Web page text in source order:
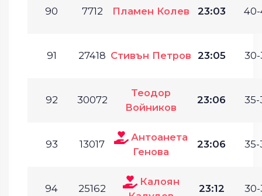
90 7712 Пламен Колев 23:03 40-
91 27418 Стивън Петров 23:05 30-
92 30072
Теодор
Войников
23:06 35-
93 13017
Антоанета
Генова
23:06 35-
94 25162
Калоян
23:12 30-